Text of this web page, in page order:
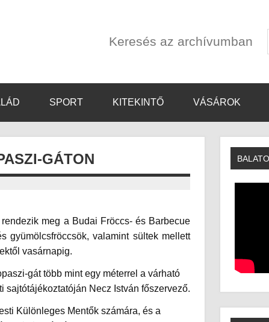
Keresés az archívumban
SPORT KITEKINTŐ VÁSÁROK
GÁTON
meg a Budai Fröccs- és Barbecue
gyümölcsfröccsök, valamint sültek mellett
vasárnapig.
gát több mint egy méterrel a várható
sajtótájékoztatóján Necz István főszervező.
Különleges Mentők számára, és a